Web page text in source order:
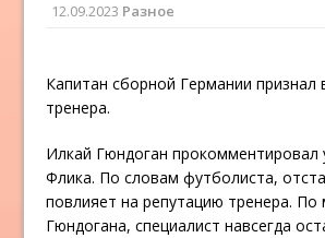
12.09.2023 Разное
Капитан сборной Германии признал
тренера.
Илкай Гюндоган прокомментировал
Флика. По словам футболиста,
повлияет на репутацию тренера. По
Гюндогана, специалист навсегда